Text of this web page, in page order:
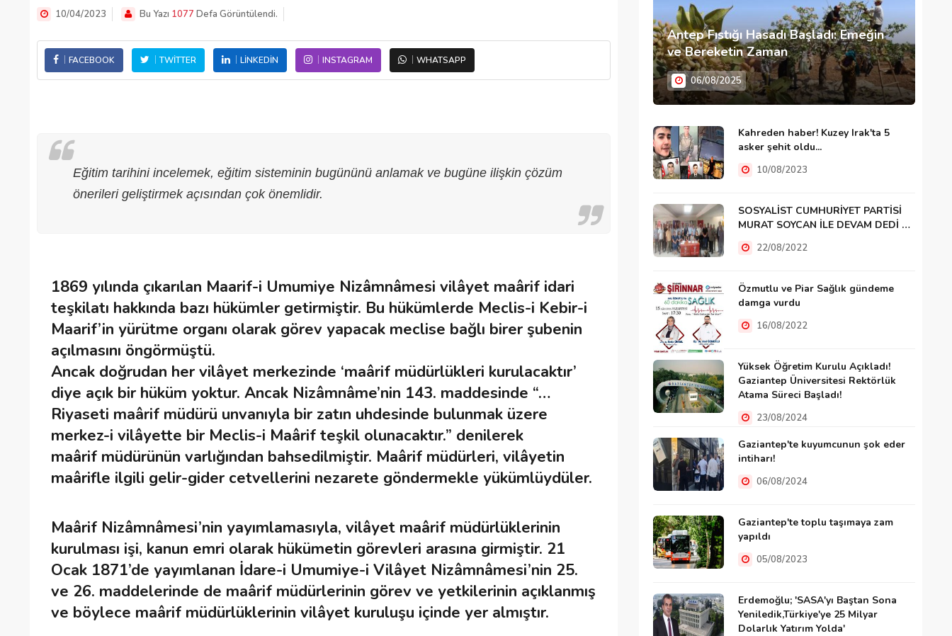
10/04/2023 Bu Yazı 1077 Defa Görüntülendi.
FACEBOOK TWITTER LINKEDIN INSTAGRAM WHATSAPP
Eğitim tarihini incelemek, eğitim sisteminin bugününü anlamak ve bugüne ilişkin çözüm
önerileri geliştirmek açısından çok önemlidir.
1869 yılında çıkarılan Maarif-i Umumiye Nizâmnâmesi vilâyet maârif idari
teşkilatı hakkında bazı hükümler getirmiştir. Bu hükümlerde Meclis-i Kebir-i
Maarif’in yürütme organı olarak görev yapacak meclise bağlı birer şubenin
açılmasını öngörmüştü.
Ancak doğrudan her vilâyet merkezinde ‘maârif müdürlükleri kurulacaktır’
diye açık bir hüküm yoktur. Ancak Nizâmnâme’nin 143. maddesinde “…
Riyaseti maârif müdürü unvanıyla bir zatın uhdesinde bulunmak üzere
merkez-i vilâyette bir Meclis-i Maârif teşkil olunacaktır.” denilerek
maârif müdürünün varlığından bahsedilmiştir. Maârif müdürleri, vilâyetin
maârifle ilgili gelir-gider cetvellerini nezarete göndermekle yükümlüydüler.
Maârif Nizâmnâmesi’nin yayımlamasıyla, vilâyet maârif müdürlüklerinin
kurulması işi, kanun emri olarak hükümetin görevleri arasına girmiştir. 21
Ocak 1871’de yayımlanan İdare-i Umumiye-i Vilâyet Nizâmnâmesi’nin 25.
ve 26. maddelerinde de maârif müdürlerinin görev ve yetkilerinin açıklanmış
ve böylece maârif müdürlüklerinin vilâyet kuruluşu içinde yer almıştır.
Antep Fıstığı Hasadı Başladı: Emeğin
ve Bereketin Zaman
06/08/2025
Kahreden haber! Kuzey Irak'ta 5
asker şehit oldu...
10/08/2023
SOSYALİST CUMHURİYET PARTİSİ
MURAT SOYCAN İLE DEVAM DEDİ …
22/08/2022
Özmutlu ve Piar Sağlık gündeme
damga vurdu
16/08/2022
Yüksek Öğretim Kurulu Açıkladı!
Gaziantep Üniversitesi Rektörlük
Atama Süreci Başladı!
23/08/2024
Gaziantep'te kuyumcunun şok eder
intiharı!
06/08/2024
Gaziantep'te toplu taşımaya zam
yapıldı
05/08/2023
Erdemoğlu; 'SASA'yı Baştan Sona
Yeniledik,Türkiye'ye 25 Milyar
Dolarlık Yatırım Yolda'